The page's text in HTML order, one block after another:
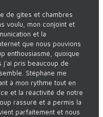
de gites et chambres
voulu, mon conjoint et
et la
que nous pouvions
enthousiasmé, quoique
j’ai pris beaucoup de
Stéphane me
à mon rythme tout en
et la réactivité de notre
rassuré et a permis la
parfaitement et nous